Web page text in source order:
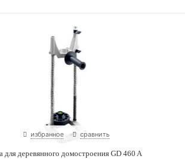
избранное сравнить
для деревянного домостроения GD 460 A